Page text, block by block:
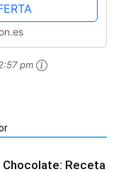
pm
Receta